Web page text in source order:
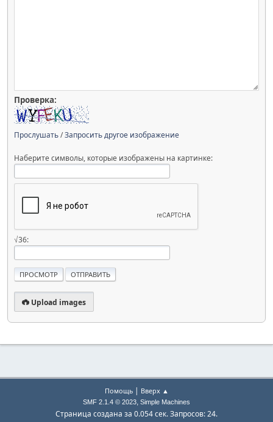
Проверка:
Прослушать/Запросить другое изображение
Наберите символы, которые изображены на картинке:
√36:
Upload images
Помощь| Вверх ▲
SMF 2.1.4 © 2023, Simple Machines
Страница создана за 0.054 сек. Запросов: 24.